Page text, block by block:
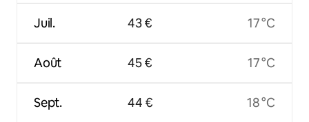
Juil.
Août
Sept.
43 €
45 €
44 €
17 °C
17 °C
18 °C